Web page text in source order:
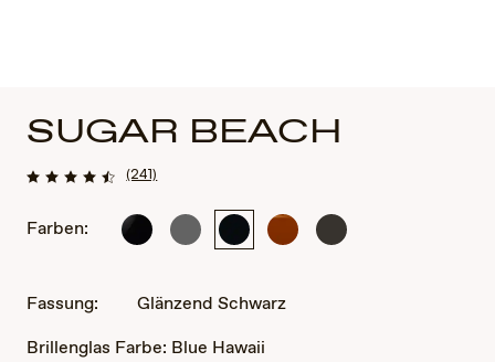
SUGAR BEACH
(241)
Farben:
GlänzendGlänzendes,
GlänzendRootbeerGlänzendes,
Fassung:
Glänzend Schwarz
Brillenglas Farbe: Blue Hawaii